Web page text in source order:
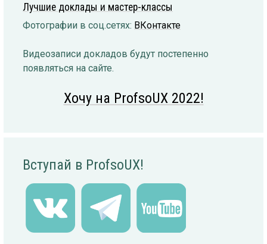
Лучшие доклады и мастер-классы
Фотографии в соц.сетях: ВКонтакте
Видеозаписи докладов будут постепенно
появляться на сайте.
Хочу на ProfsoUX 2022!
Вступай в ProfsoUX!